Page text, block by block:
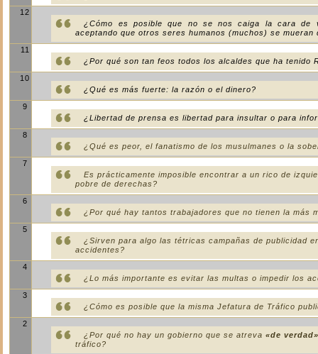
12
¿Cómo es posible que no se nos caiga la cara de
aceptando que otros seres humanos (muchos) se mueran
11
¿Por qué son tan feos todos los alcaldes que ha tenido
10
¿Qué es más fuerte: la razón o el dinero?
9
¿Libertad de prensa es libertad para insultar o para
8
¿Qué es peor, el fanatismo de los musulmanes o la
7
Es prácticamente imposible encontrar a un rico de
pobre de derechas?
6
¿Por qué hay tantos trabajadores que no tienen la más
5
¿Sirven para algo las tétricas campañas de publicidad
accidentes?
4
¿Lo más importante es evitar las multas o impedir los
3
¿Cómo es posible que la misma Jefatura de Tráfico
2
¿Por qué no hay un gobierno que se atreva«de
tráfico?